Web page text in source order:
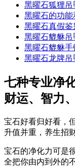
黑曜石狐狸吊
黑曜石的功能
黑曜石真假鉴
黑曜石貔貅吊
黑曜石貔貅手
黑曜石龙牌吊
七种专业净
财运、智力
宝石好看归好看，
升值并重，养生招
宝石的净化力可是
全把你由内到外的